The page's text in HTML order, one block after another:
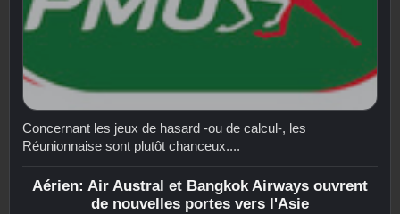
Concernant les jeux de hasard -ou de calcul-, les
Réunionnaise sont plutôt chanceux....
Aérien: Air Austral et Bangkok Airways ouvrent
de nouvelles portes vers l'Asie